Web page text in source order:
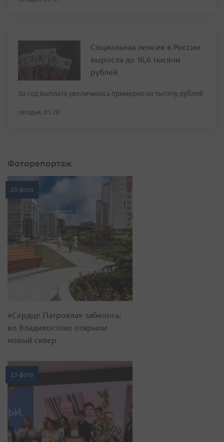
Социальная пенсия в России
выросла до 16,6 тысячи
рублей
За год выплата увеличилась примерно на тысячу рублей
сегодня, 01:28
Фоторепортаж
20 фото
«Сердце Патрокла» забилось:
во Владивостоке открыли
новый сквер
23 фото